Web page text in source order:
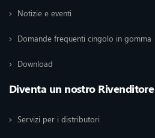
Notizie e eventi
Domande frequenti cingolo in gomma
Download
Diventa un nostro Rivenditore
Servizi per i distributori